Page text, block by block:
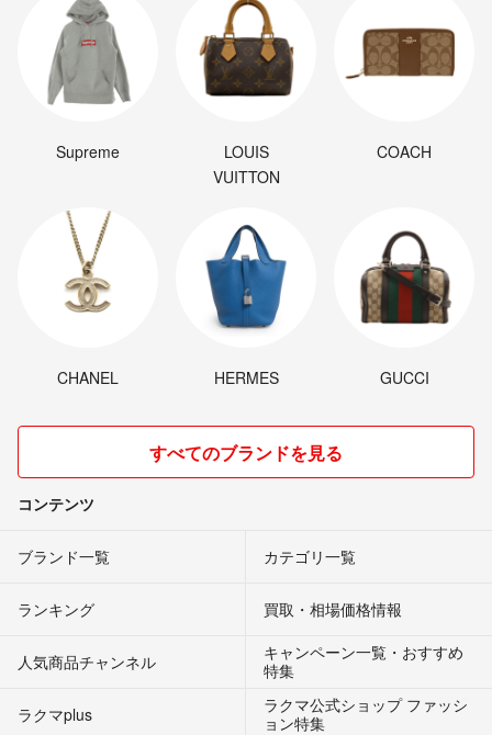
Supreme
LOUIS
VUITTON
COACH
CHANEL HERMES GUCCI
すべてのブランドを見る
コンテンツ
ブランド一覧 カテゴリ一覧
ランキング 買取・相場価格情報
人気商品チャンネル
キャンペーン一覧・おすすめ
特集
ラクマplus
ラクマ公式ショップ ファッシ
ョン特集